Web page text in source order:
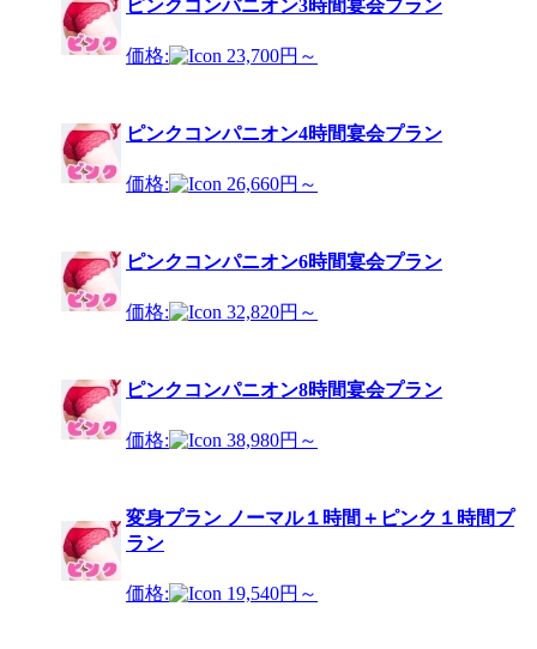
ピンクコンパニオン3時間宴会プラン
価格: 23,700円～
ピンクコンパニオン4時間宴会プラン
価格: 26,660円～
ピンクコンパニオン6時間宴会プラン
価格: 32,820円～
ピンクコンパニオン8時間宴会プラン
価格: 38,980円～
変身プラン ノーマル１時間＋ピンク１時間プ
ラン
価格: 19,540円～